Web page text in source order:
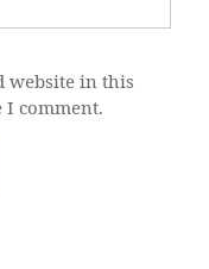
website in this
comment.